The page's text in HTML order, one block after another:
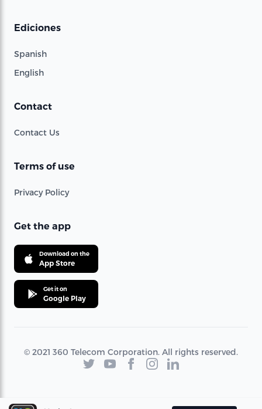
Ediciones
Spanish
English
Contact
Contact Us
Terms of use
Privacy Policy
Get the app
Download on the
App Store
Get it on
Google Play
© 2021 360 Telecom Corporation. All rights reserved.